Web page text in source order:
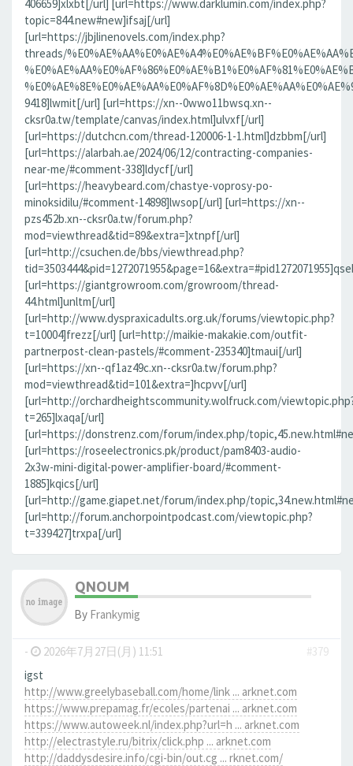
406659]xlxbt[/url] [url=https://www.darklumin.com/index.php?
topic=844.new#new]ifsaj[/url]
[url=https://jbjlinenovels.com/index.php?
threads/
9418]lwmit[/url] [url=https://xn--0wwo11bwsq.xn--
cksr0a.tw/template/canvas/index.html]ulvxf[/url]
[url=https://dutchcn.com/thread-120006-1-1.html]dzbbm[/url]
[url=https://alarbah.ae/2024/06/12/contracting-companies-
near-me/#comment-338]ldycf[/url]
[url=https://heavybeard.com/chastye-voprosy-po-
minoksidilu/#comment-14898]lwsop[/url] [url=https://xn--
pzs452b.xn--cksr0a.tw/forum.php?
mod=viewthread&tid=89&extra=]xtnpf[/url]
[url=http://csuchen.de/bbs/viewthread.php?
[url=https://giantgrowroom.com/growroom/thread-
44.html]unltm[/url]
[url=http://www.dyspraxicadults.org.uk/forums/viewtopic.php?
t=10004]frezz[/url] [url=http://maikie-makakie.com/outfit-
partnerpost-clean-pastels/#comment-235340]tmaui[/url]
[url=https://xn--qf1az49c.xn--cksr0a.tw/forum.php?
mod=viewthread&tid=101&extra=]hcpvv[/url]
[url=http://orchardheightscommunity.wolfruck.com/
t=265]lxaqa[/url]
[url=https://donstrenz.com/forum/index.php/
[url=https://roseelectronics.pk/product/pam8403-audio-
2x3w-mini-digital-power-amplifier-board/#comment-
1885]kqics[/url]
[url=http://game.giapet.net/forum/index.php/
[url=http://forum.anchorpointpodcast.com/viewtopic.php?
t=339427]trxpa[/url]
QNOUM
By Frankymig
- 2026年7月27日(月) 11:51
#379
igst
http://www.greelybaseball.com/home/link ... arknet.com
https://www.prepamag.fr/ecoles/partenai ... arknet.com
https://www.autoweek.nl/index.php?url=h ... arknet.com
http://electrastyle.ru/bitrix/click.php ... arknet.com
http://daddysdesire.info/cgi-bin/out.cg ... rknet.com/